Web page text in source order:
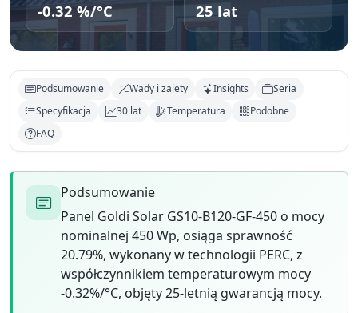
-0.32 %/°C 25 lat
Podsumowanie Wady i zalety Insights
Seria
Specyfikacja
30 lat Temperatura
Podobne
FAQ
Podsumowanie
Panel Goldi Solar GS10-B120-GF-450 o mocy
nominalnej 450 Wp, osiąga sprawność
20.79%, wykonany w technologii PERC, z
współczynnikiem temperaturowym mocy
-0.32%/°C, objęty 25-letnią gwarancją mocy.